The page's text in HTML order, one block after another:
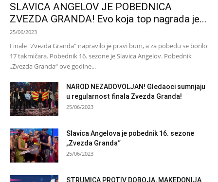
SLAVICA ANGELOV JE POBEDNICA
ZVEZDA GRANDA! Evo koja top nagrada je...
25/06/2023
Finale "Zvezda Granda" napravilo je pravi bum, a za pobedu se borilo
17 takmičara. Pobednik 16. sezone je Slavica Angelov. Pobednik
„Zvezda Granda“ ove godine...
NAROD NEZADOVOLJAN! Gledaoci sumnjaju
u regularnost finala Zvezda Granda!
25/06/2023
Slavica Angelova je pobednik 16. sezone
„Zvezda Granda“
25/06/2023
STRUMICA PROTIV DOBOJA, MAKEDONIJA